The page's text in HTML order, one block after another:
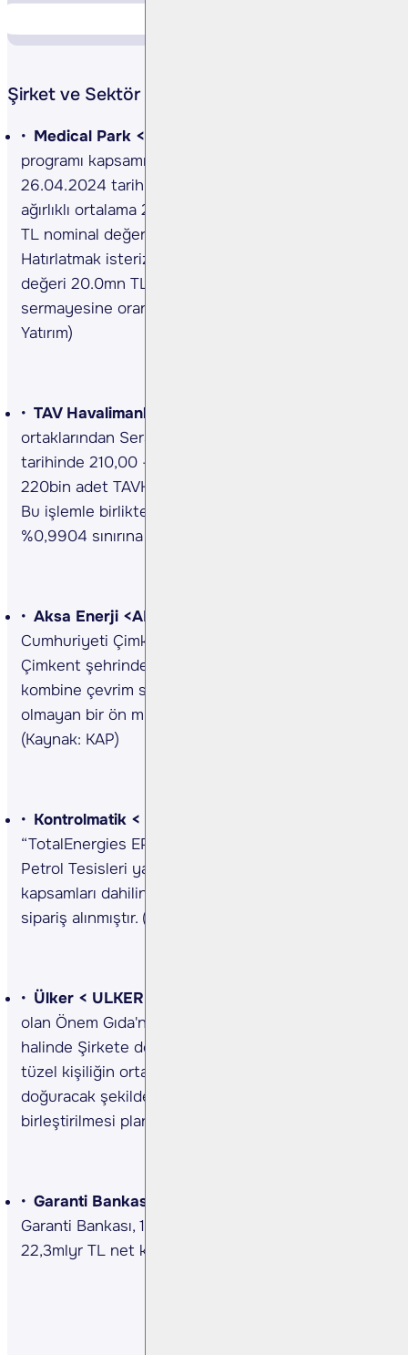
Şirket ve Sektör Haberleri
Medical Park <MPARK TI>
programı kapsamında, Şirket tarafından
26.04.2024 tarihinde Borsa İstanbul'da pay başına
ağırlıklı ortalama 228.67 TL fiyat ile toplam 22.5bin
TL nominal değerli MPARK payları geri alındı.
Hatırlatmak isteriz ki geri alınan payların nominal
değeri 20.0mn TL'ye ulaşmış olup, Şirketin
sermayesine oranı %9.7050'dir. (Kaynak: KAP, Bulls
Yatırım)
TAV Havalimanları <
ortaklarından Sera Yapı Endüstri, 26.04.2024
tarihinde 210,00 - 215,40 TL fiyat aralığından
220bin adet TAVHL hissesi satışı gerçekleştirdi.
Bu işlemle birlikte TAVHL sermayesindeki payları
%0,9904 sınırına ulaşmıştır (Kaynak: KAP)
Aksa Enerji <AKSEN TI>
Cumhuriyeti Çimkent Valiliği arasında Kazakistan'ın
Çimkent şehrinde 500MW kapasiteli doğalgaz
kombine çevrim santrali kurmak üzere bağlayıcılığı
olmayan bir ön mutabakat anlaşması imzalandı.
(Kaynak: KAP)
Kontrolmatik <
“TotalEnergies EP Ratawi HUB SAS” firmasından
Petrol Tesisleri yatırımı bünyesinde E-House
kapsamları dahilinde 5.5mn ABD doları tutarında
sipariş alınmıştır. (Kaynak: KAP)
Ülker < ULKER TI>
olan Önem Gıda'nın tüm aktif ve pasifleriyle bir kül
halinde Şirkete devredilmesi suretiyle (sadece
tüzel kişiliğin ortadan kalkması sonucunu
doğuracak şekilde), kolaylaştırılmış usulde
birleştirilmesi planlanmaktadır. (Kaynak: KAP)
Garanti Bankası <GARAN TI> 1Ç24 Sonuçları…
Garanti Bankası, 1Ç24’te yıllık bazda %45 artarak
22,3mlyr TL net kar açıkladı. (Kaynak: KAP)